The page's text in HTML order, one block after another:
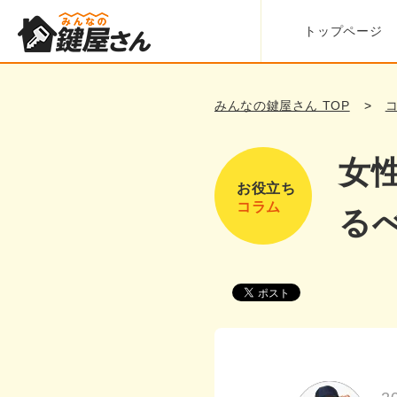
トップページ
みんなの鍵屋さん TOP
お役立ち
コラム
女
る